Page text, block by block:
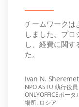
チームワークは
しました。プロ
し、経費に関
た。
Ivan N. Sheremet
NPO ASTU 執行役員
ONLYOFFICEポー
場所: ロシア